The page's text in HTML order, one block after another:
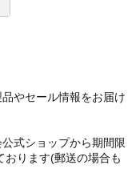
やセール情報をお届け
式ショップから期間限
おります(郵送の場合も